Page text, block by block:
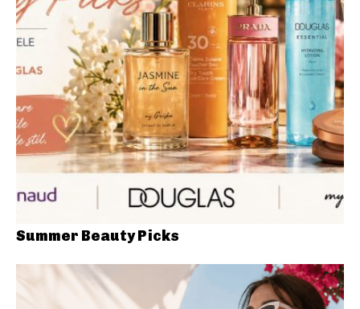
Summer Beauty Picks